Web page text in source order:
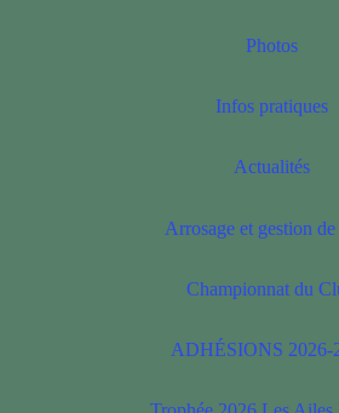
Photos
Infos pratiques
Actualités
Arrosage et gestion de
Championnat du
ADHÉSIONS 2026-